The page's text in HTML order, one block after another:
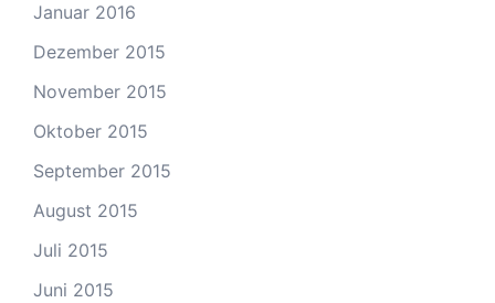
Januar 2016
Dezember 2015
November 2015
Oktober 2015
September 2015
August 2015
Juli 2015
Juni 2015